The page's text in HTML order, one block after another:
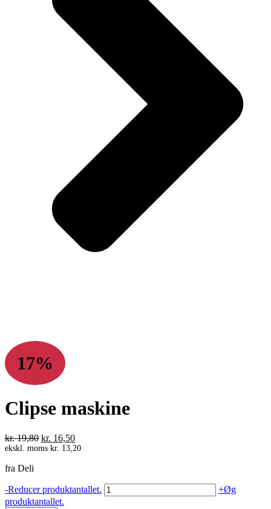
17%
Clipse maskine
kr.19,80 Den
oprindelige
kr. 16,50Den
aktuelle
ekskl. moms kr. 13,20
fra Deli
-Reducer produktantallet. Clipse
maskine
+Øg
produktantallet.